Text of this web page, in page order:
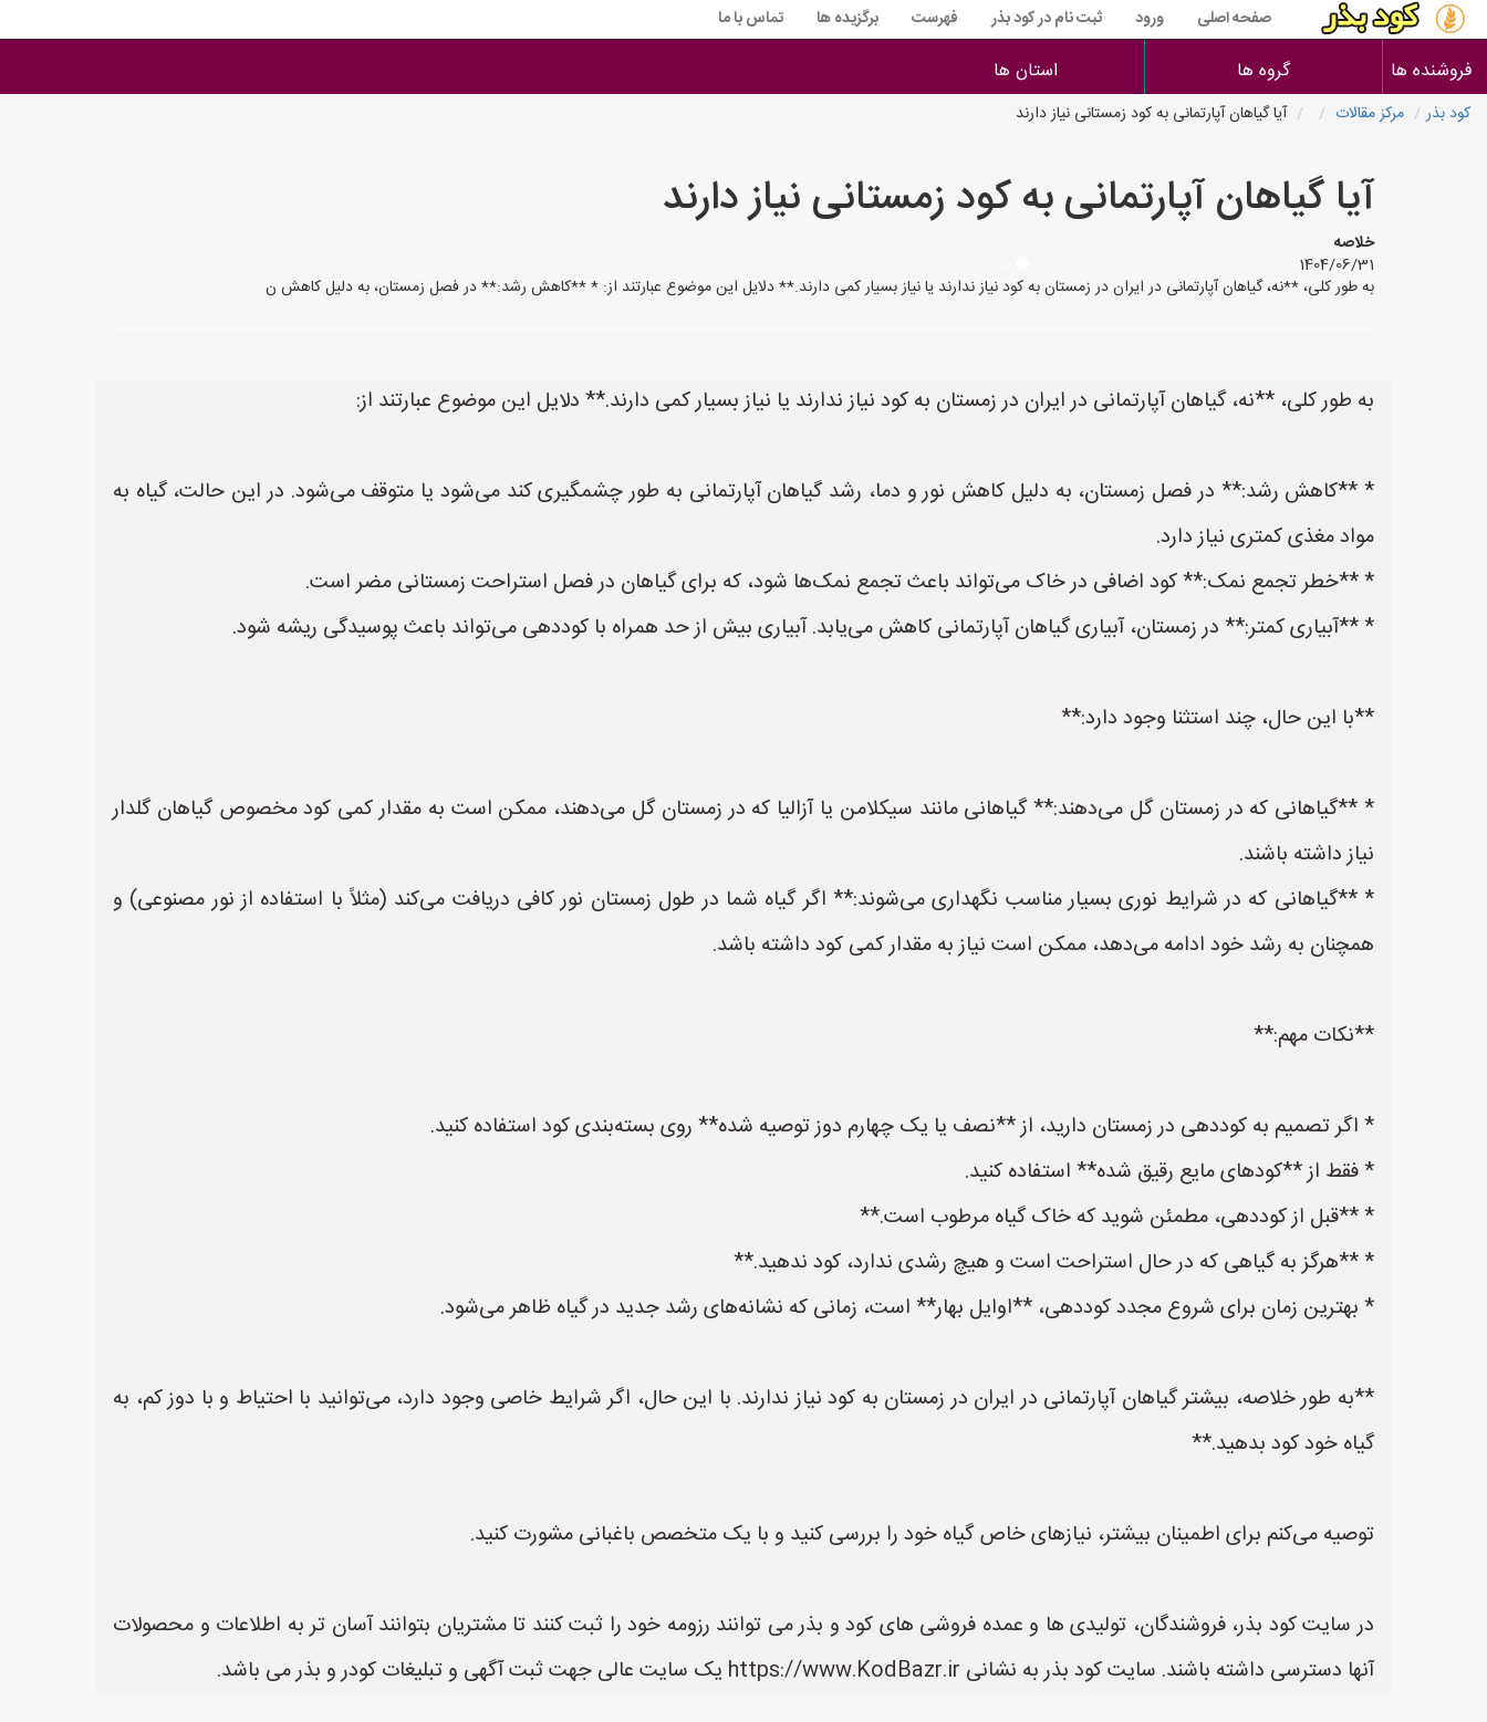
صفحه اصلی ورود ثبت نام در کود بذر فهرست برگزیده ها تماس با ما
فروشنده ها گروه ها استان ها
کود بذر مرکز مقالات آیا گیاهان آپارتمانی به کود زمستانی نیاز دارند
آیا گیاهان آپارتمانی به کود زمستانی نیاز دارند
خلاصه
1404/06/31
به طور کلی، **نه، گیاهان آپارتمانی در ایران در زمستان به کود نیاز ندارند یا نیاز بسیار کمی دارند.** دلایل این موضوع عبارتند از: * **کاهش رشد:** در فصل زمستان، به دلیل کاهش ن
به طور کلی، **نه، گیاهان آپارتمانی در ایران در زمستان به کود نیاز ندارند یا نیاز بسیار کمی دارند.** دلایل این موضوع عبارتند از:
* **کاهش رشد:** در فصل زمستان، به دلیل کاهش نور و دما، رشد گیاهان آپارتمانی به طور چشمگیری کند می‌شود یا متوقف می‌شود. در این حالت، گیاه به
مواد مغذی کمتری نیاز دارد.
* **خطر تجمع نمک:** کود اضافی در خاک می‌تواند باعث تجمع نمک‌ها شود، که برای گیاهان در فصل استراحت زمستانی مضر است.
* **آبیاری کمتر:** در زمستان، آبیاری گیاهان آپارتمانی کاهش می‌یابد. آبیاری بیش از حد همراه با کوددهی می‌تواند باعث پوسیدگی ریشه شود.
**با این حال، چند استثنا وجود دارد:**
* **گیاهانی که در زمستان گل می‌دهند:** گیاهانی مانند سیکلامن یا آزالیا که در زمستان گل می‌دهند، ممکن است به مقدار کمی کود مخصوص گیاهان گلدار
نیاز داشته باشند.
* **گیاهانی که در شرایط نوری بسیار مناسب نگهداری می‌شوند:** اگر گیاه شما در طول زمستان نور کافی دریافت می‌کند (مثلاً با استفاده از نور مصنوعی) و
همچنان به رشد خود ادامه می‌دهد، ممکن است نیاز به مقدار کمی کود داشته باشد.
**نکات مهم:**
* اگر تصمیم به کوددهی در زمستان دارید، از **نصف یا یک چهارم دوز توصیه شده** روی بسته‌بندی کود استفاده کنید.
* فقط از **کودهای مایع رقیق شده** استفاده کنید.
* **قبل از کوددهی، مطمئن شوید که خاک گیاه مرطوب است.**
* **هرگز به گیاهی که در حال استراحت است و هیچ رشدی ندارد، کود ندهید.**
* بهترین زمان برای شروع مجدد کوددهی، **اوایل بهار** است، زمانی که نشانه‌های رشد جدید در گیاه ظاهر می‌شود.
**به طور خلاصه، بیشتر گیاهان آپارتمانی در ایران در زمستان به کود نیاز ندارند. با این حال، اگر شرایط خاصی وجود دارد، می‌توانید با احتیاط و با دوز کم، به
گیاه خود کود بدهید.**
توصیه می‌کنم برای اطمینان بیشتر، نیازهای خاص گیاه خود را بررسی کنید و با یک متخصص باغبانی مشورت کنید.
در سایت کود بذر، فروشندگان، تولیدی ها و عمده فروشی های کود و بذر می توانند رزومه خود را ثبت کنند تا مشتریان بتوانند آسان تر به اطلاعات و محصولات
آنها دسترسی داشته باشند. سایت کود بذر به نشانی https://www.KodBazr.ir یک سایت عالی جهت ثبت آگهی و تبلیغات کودر و بذر می باشد.